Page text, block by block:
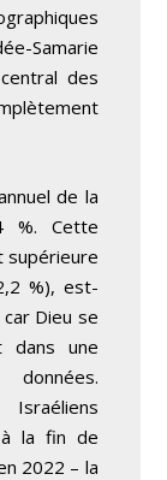
Samarie
des
de la
%. Cette
supérieure
%), est-
Dieu se
dans une
à la fin de
2022 – la